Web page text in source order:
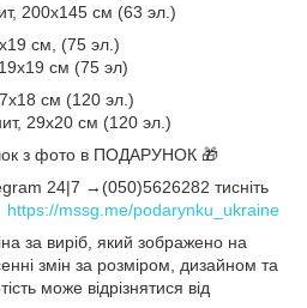
200х145 см (63 эл.)
см, (75 эл.)
см (75 эл)
см (120 эл.)
29х20 см (120 эл.)
з фото в ПОДАРУНОК 🎁
24|7 →(050)5626282 тисніть
https://mssg.me/podarynku_ukraine
за виріб, який зображено на
змін за розміром, дизайном та
може відрізнятися від